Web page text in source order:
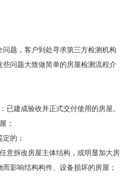
题，客户到处寻求第三方检测机构
问题大致做简单的房屋检测流程介
已建成验收并正式交付使用的房屋。
；
的；
意拆改房屋主体结构，或明显加大房
影响结构构件、设备损坏的房屋；